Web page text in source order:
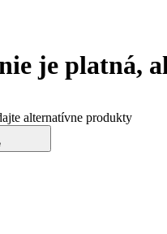
je platná,
alternatívne produkty